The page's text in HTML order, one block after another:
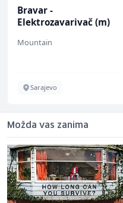
Bravar -
Elektrozavarivač (m)
Mountain
Sarajevo
Možda vas zanima